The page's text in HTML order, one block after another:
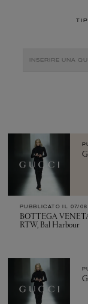
PUBBLICATO IL 07/
BOTTEGA
RTW, Bal Harbour